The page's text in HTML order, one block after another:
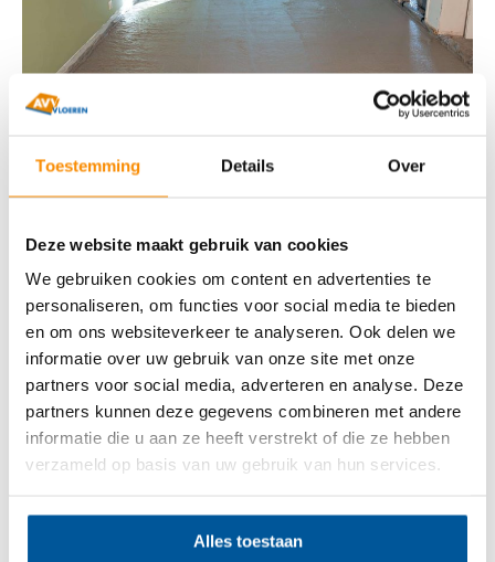
Toestemming Details Over
Deze website maakt gebruik van cookies
We gebruiken cookies om content en advertenties te
personaliseren, om functies voor social media te bieden
en om ons websiteverkeer te analyseren. Ook delen we
informatie over uw gebruik van onze site met onze
partners voor social media, adverteren en analyse. Deze
partners kunnen deze gegevens combineren met andere
informatie die u aan ze heeft verstrekt of die ze hebben
verzameld op basis van uw gebruik van hun services.
Alles toestaan
Praktijkvoorbeelden van
toepassingen
Schuimbeton wordt vaak gebruikt in renovatieprojecten
vanwege zijn lichte gewicht, wat de belasting op
bestaande structuren vermindert. In de woningbouw
wordt het vaak toegepast als isolerende ondervloer. Ook
in de wegenbouw wordt schuimbeton gebruikt als
funderingsmateriaal, waar het helpt om de belasting op